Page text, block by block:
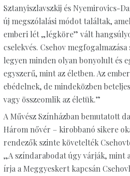
Sztanyiszlavszkij és Nyemirovics-
új megszólalási módot találtak,
emberi lét „légköre” vált
cselekvés. Csehov
legyen minden olyan bonyolult és
egyszerű, mint az életben. Az
ebédelnek, de mindeközben
vagy összeomlik az életük.”
A Művész Színházban bemutatott
Három nővér – kirobbanó sikere
rendezők szinte követelték
„A színdarabodat úgy várják, mint
írja a Meggyeskert kapcsán